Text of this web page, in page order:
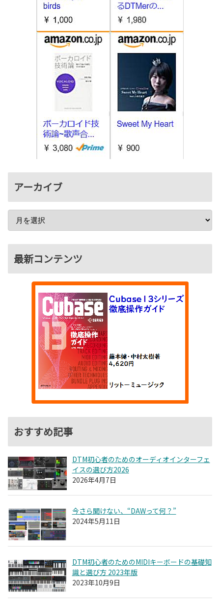
アーカイブ
最新コンテンツ
おすすめ記事
DTM初心者のためのオーディオインターフェ
イスの選び方2026
2026年4月7日
今さら聞けない、“DAWって何？”
2024年5月11日
DTM初心者のためのMIDIキーボードの基礎知
識と選び方 2023年版
2023年10月9日